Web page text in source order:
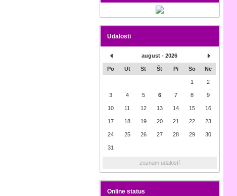
Udalosti
august - 2026
Po Ut St Št Pi So Ne
1 2
3 4 5 6 7 8 9
10 11 12 13 14 15 16
17 18 19 20 21 22 23
24 25 26 27 28 29 30
31
zoznam udalostí
Online status